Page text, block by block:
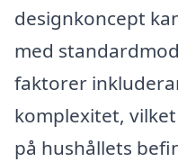
designkoncept
med
faktorer
komplexitet,
på hushållets